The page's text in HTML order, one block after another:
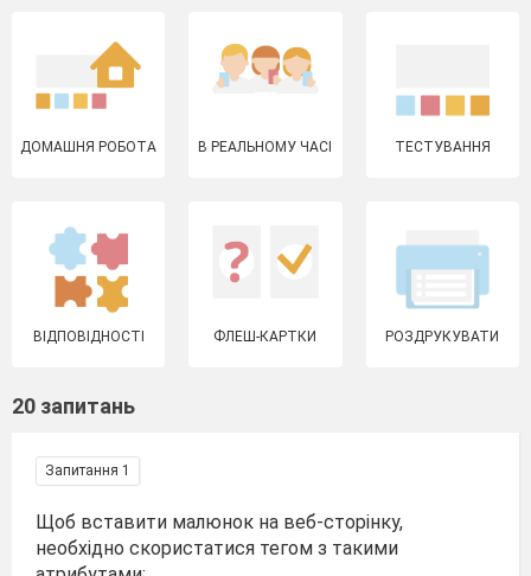
ДОМАШНЯ РОБОТА В РЕАЛЬНОМУ ЧАСІ ТЕСТУВАННЯ
ВІДПОВІДНОСТІ ФЛЕШ-КАРТКИ РОЗДРУКУВАТИ
20 запитань
Запитання 1
Щоб вставити малюнок на веб-сторінку,
необхідно скористатися тегом з такими